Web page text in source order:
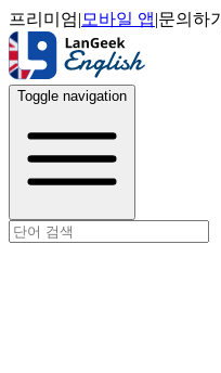
프리미엄| 모바일 앱|문의하기
Toggle navigation